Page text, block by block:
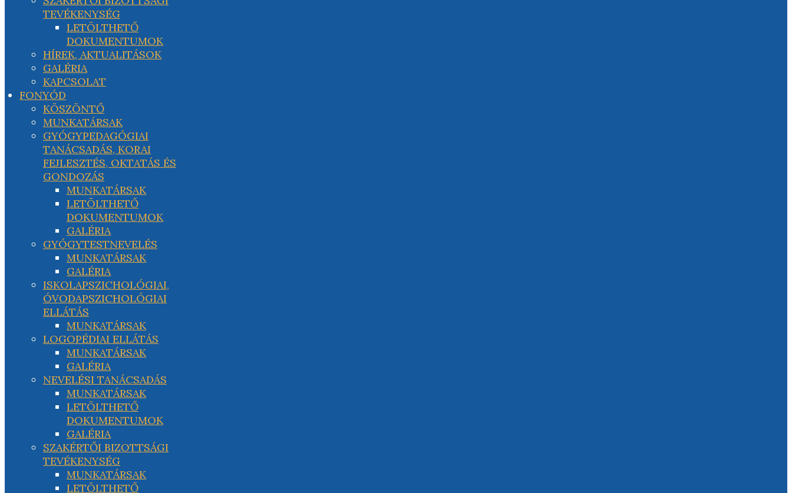
TEVÉKENYSÉG
LETÖLTHETŐ
DOKUMENTUMOK
HÍREK, AKTUALITÁSOK
GALÉRIA
KAPCSOLAT
FONYÓD
KÖSZÖNTŐ
MUNKATÁRSAK
GYÓGYPEDAGÓGIAI
TANÁCSADÁS, KORAI
FEJLESZTÉS, OKTATÁS ÉS
GONDOZÁS
MUNKATÁRSAK
LETÖLTHETŐ
DOKUMENTUMOK
GALÉRIA
GYÓGYTESTNEVELÉS
MUNKATÁRSAK
GALÉRIA
ISKOLAPSZICHOLÓGIAI,
ÓVODAPSZICHOLÓGIAI
ELLÁTÁS
MUNKATÁRSAK
LOGOPÉDIAI ELLÁTÁS
MUNKATÁRSAK
GALÉRIA
NEVELÉSI TANÁCSADÁS
MUNKATÁRSAK
LETÖLTHETŐ
DOKUMENTUMOK
GALÉRIA
SZAKÉRTŐI BIZOTTSÁGI
TEVÉKENYSÉG
MUNKATÁRSAK
LETÖLTHETŐ